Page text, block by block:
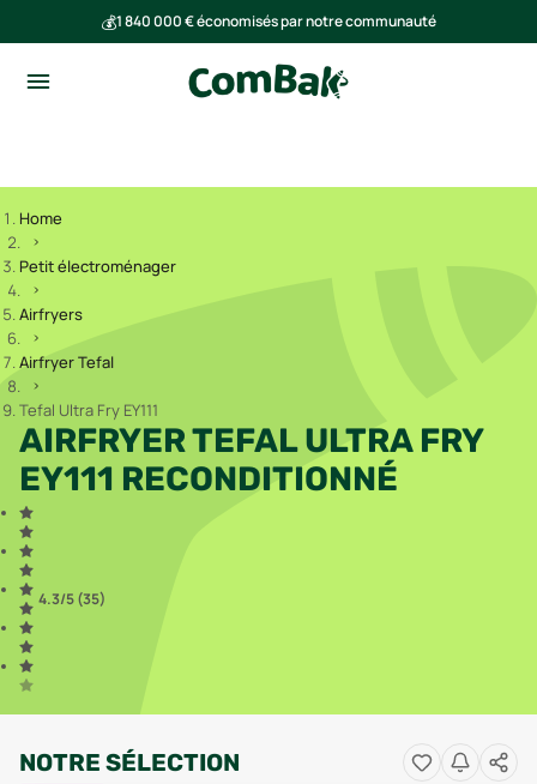
💰1 840 000 € économisés par notre communauté
Home
Petit électroménager
Airfryers
Airfryer Tefal
Tefal Ultra Fry EY111
AIRFRYER TEFAL ULTRA FRY
EY111 RECONDITIONNÉ
4.3/5 (35)
NOTRE SÉLECTION